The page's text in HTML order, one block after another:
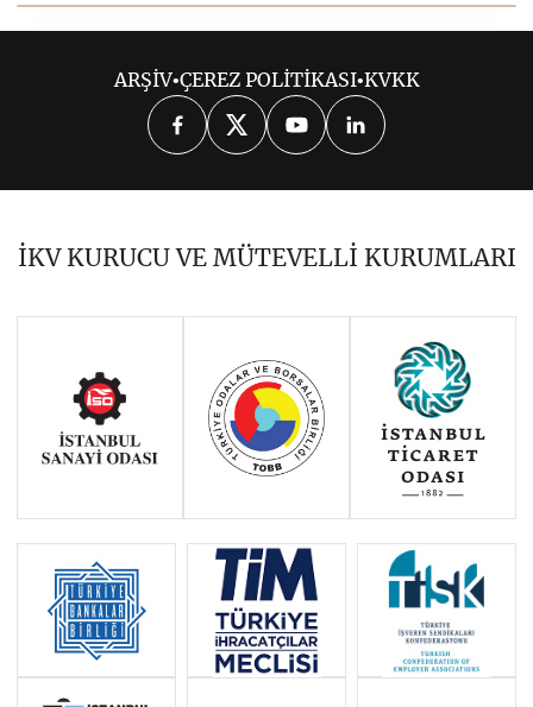
2026 2025 2024
2023 2021 2020
ARŞİV•ÇEREZ POLİTİKASI•KVKK
İKV KURUCU VE MÜTEVELLİ KURUMLARI